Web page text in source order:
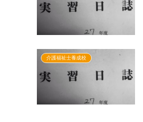
介護福祉士養成校